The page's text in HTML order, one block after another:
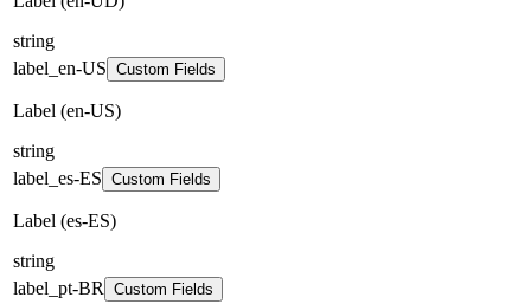
string
label_en-US Custom Fields
Label (en-US)
string
label_es-ES Custom Fields
Label (es-ES)
string
label_pt-BR
Custom Fields